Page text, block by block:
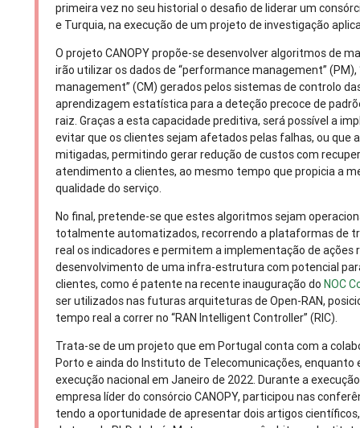
primeira vez no seu historial o desafio de liderar um
e Turquia, na execução de um projeto de investigação
O projeto CANOPY propõe-se desenvolver algoritmos de
irão utilizar os dados de “performance management”
management” (CM) gerados pelos sistemas de controlo
aprendizagem estatística para a deteção precoce de
raiz. Graças a esta capacidade preditiva, será possível a
evitar que os clientes sejam afetados pelas falhas, ou
mitigadas, permitindo gerar redução de custos com
atendimento a clientes, ao mesmo tempo que propicia a
qualidade do serviço.
No final, pretende-se que estes algoritmos sejam
totalmente automatizados, recorrendo a plataformas de
real os indicadores e permitem a implementação de ações
desenvolvimento de uma infra-estrutura com potencial
clientes, como é patente na recente inauguração do NOC
ser utilizados nas futuras arquiteturas de Open-RAN,
tempo real a correr no “RAN Intelligent Controller” (RIC).
Trata-se de um projeto que em Portugal conta com a
Porto e ainda do Instituto de Telecomunicações,
execução nacional em Janeiro de 2022. Durante a
empresa líder do consórcio CANOPY, participou nas
tendo a oportunidade de apresentar dois artigos